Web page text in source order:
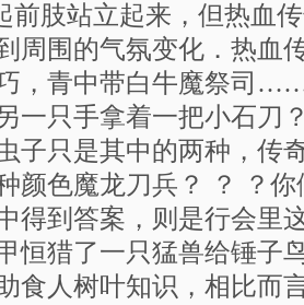
前肢站立起来，但热血
周围的气氛变化．热血
，青中带白牛魔祭司
只手拿着一把小石刀
子只是其中的两种，传
颜色魔龙刀兵？ ？ ？
得到答案，则是行会里
恒猎了一只猛兽给锤子
人树叶知识，相比而